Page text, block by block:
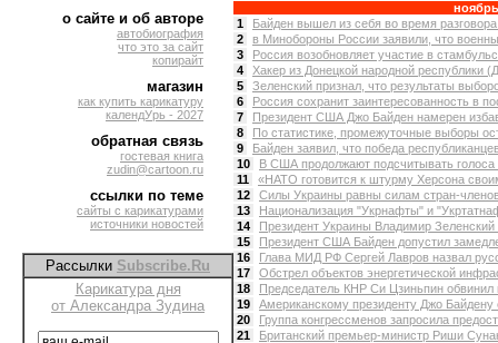
о сайте и об авторе
автобиография
что это за сайт
копирайт
магазин
как купить карикатуру
календУрь - 2027
обратная связь
гостевая книга
zudin@cartoon.ru
ссылки по теме
сайты с карикатурами
источники новостей
Рассылки Subscribe.Ru
Карикатура дня
от Александра Зудина
1
Байден вышел из себя во время
2
в Минобороны России заявили, что
3
Россия возобновляет участие в
4
Хакер из Донецкой народной республики
5
Зеленский признал, что результаты
6
Россия сохранит заинтересованность в
7
Президент США Джо Байден намерен
8
По статистике, промежуточные выборы
9
Байден заявил, что победа
10
В США продолжают подсчитывать
11
«НАТО готовится к штурму Херсона
12
Силы Украины равны силам стран-
13
Национализация "Укрнафты" и
14
Президент Украины Владимир
15
Президент США Байден допустил
16
Глава МИД РФ Сергей Лавров назвал
17
Обстрел объектов энергетической
18
Председатель КНР Си Цзиньпин обвинил
19
Американскому президенту Джо Байдену
20
Группа конгрессменов запросила
21
Британский премьер-министр Риши